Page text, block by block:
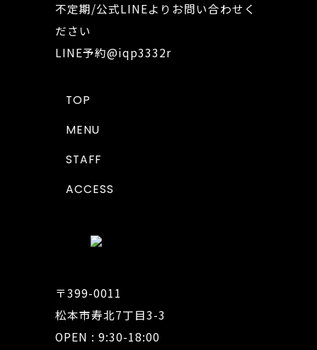
不定期/公式LINEよりお問い合わせく
ださい
LINE予約@iqp3332r
TOP
MENU
STAFF
ACCESS
〒399-0011
松本市寿北7丁目3-3
OPEN : 9:30-18:00